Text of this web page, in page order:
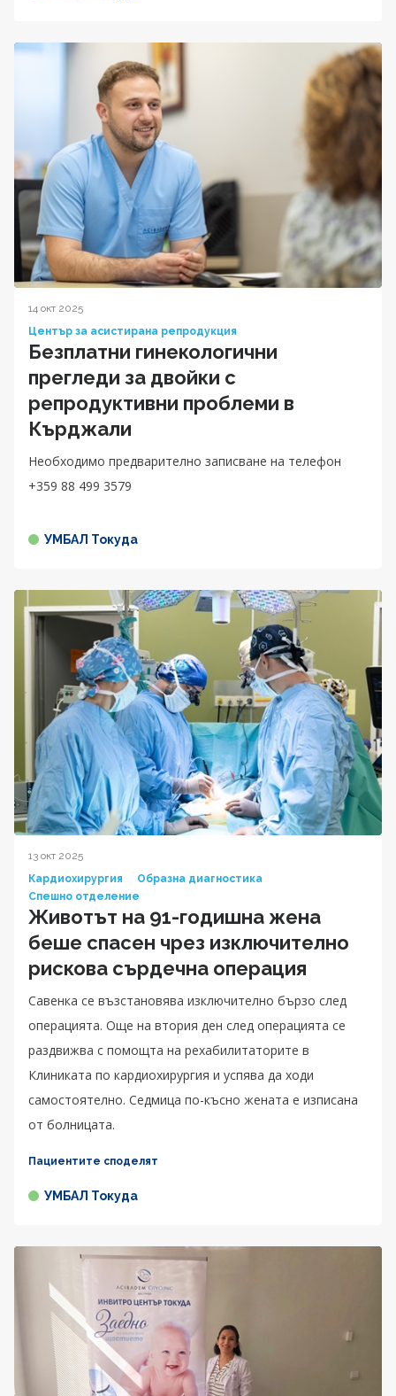
14 окт 2025
Център за асистирана репродукция
Безплатни гинекологични
прегледи за двойки с
репродуктивни проблеми в
Кърджали
Необходимо предварително записване на телефон
+359 88 499 3579
УМБАЛ Токуда
13 окт 2025
Кардиохирургия
Образна диагностика
Спешно отделение
Животът на 91-годишна жена
беше спасен чрез изключително
рискова сърдечна операция
Савенка се възстановява изключително бързо след
операцията. Още на втория ден след операцията се
раздвижва с помощта на рехабилитаторите в
Клиниката по кардиохирургия и успява да ходи
самостоятелно. Седмица по-късно жената е изписана
от болницата.
Пациентите споделят
УМБАЛ Токуда